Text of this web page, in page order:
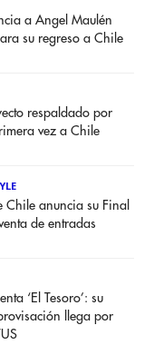
a Angel Maulén
su regreso a Chile
respaldado por
vez a Chile
Chile anuncia su Final
de entradas
‘El Tesoro’: su
llega por